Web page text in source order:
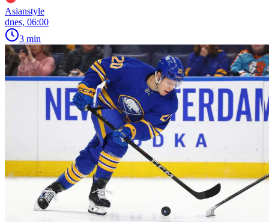
Asianstyle
dnes, 06:00
3 min